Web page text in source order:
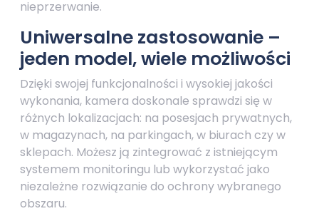
nieprzerwanie.
Uniwersalne zastosowanie –
jeden model, wiele możliwości
Dzięki swojej funkcjonalności i wysokiej jakości
wykonania, kamera doskonale sprawdzi się w
różnych lokalizacjach: na posesjach prywatnych,
w magazynach, na parkingach, w biurach czy w
sklepach. Możesz ją zintegrować z istniejącym
systemem monitoringu lub wykorzystać jako
niezależne rozwiązanie do ochrony wybranego
obszaru.